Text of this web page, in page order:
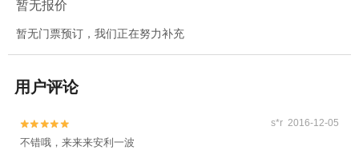
暂无报价
暂无门票预订，我们正在努力补充
用户评论

 s*r 2016-12-05
不错哦，来来来安利一波